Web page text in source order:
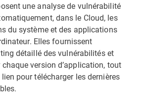
une analyse de vulnérabilité
dans le Cloud, les
du système et des applications
Elles fournissent
détaillé des vulnérabilités et
version d’application, tout
pour télécharger les dernières